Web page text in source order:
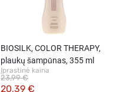
BIOSILK, COLOR THERAPY,
plaukų šampūnas, 355 ml
Įprastinė kaina
20,39 €
23,99 €